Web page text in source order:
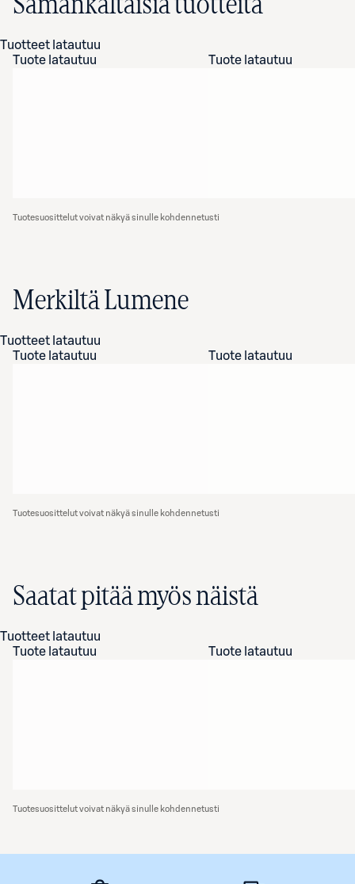
Samankaltaisia tuotteita
Tuotteet latautuu
Tuote latautuu
Tuote latautuu
Tuotesuosittelut voivat näkyä sinulle kohdennetusti
Merkiltä Lumene
Tuotteet latautuu
Tuote latautuu
Tuote latautuu
Tuotesuosittelut voivat näkyä sinulle kohdennetusti
Saatat pitää myös näistä
Tuotteet latautuu
Tuote latautuu
Tuote latautuu
Tuotesuosittelut voivat näkyä sinulle kohdennetusti